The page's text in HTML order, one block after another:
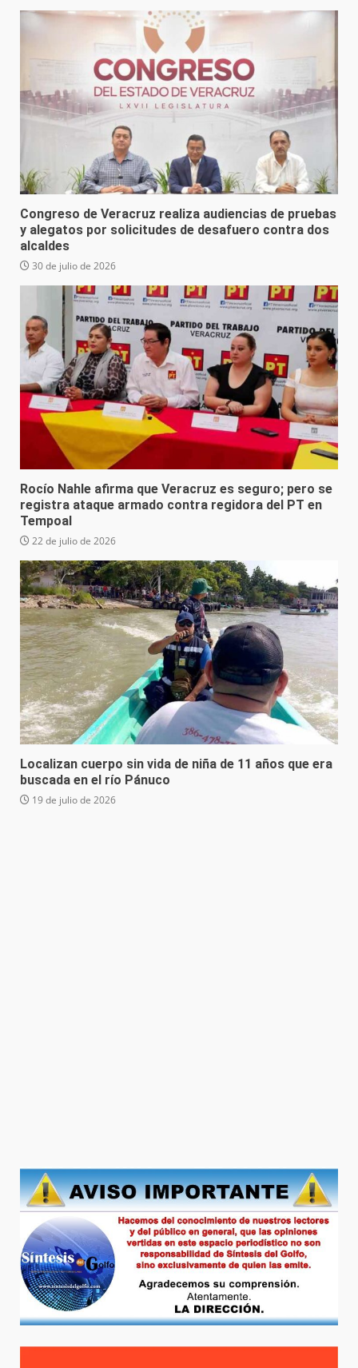
Congreso de Veracruz realiza audiencias de pruebas
y alegatos por solicitudes de desafuero contra dos
alcaldes
30 de julio de 2026
Rocío Nahle afirma que Veracruz es seguro; pero se
registra ataque armado contra regidora del PT en
Tempoal
22 de julio de 2026
Localizan cuerpo sin vida de niña de 11 años que era
buscada en el río Pánuco
19 de julio de 2026